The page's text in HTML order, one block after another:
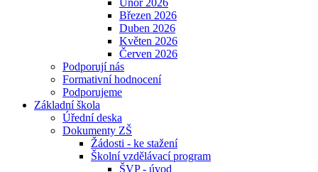
Únor 2026
Březen 2026
Duben 2026
Květen 2026
Červen 2026
Podporují nás
Formativní hodnocení
Podporujeme
Základní škola
Úřední deska
Dokumenty ZŠ
Žádosti - ke stažení
Školní vzdělávací program
ŠVP - úvod